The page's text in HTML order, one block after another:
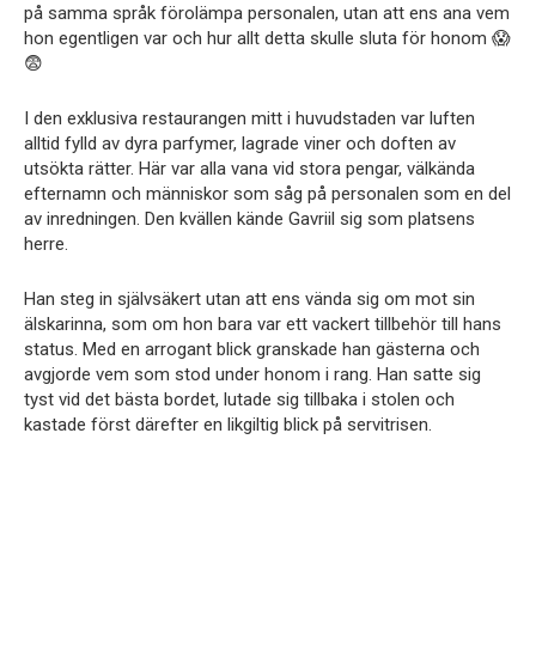
på samma språk förolämpa personalen, utan att ens ana vem
hon egentligen var och hur allt detta skulle sluta för honom 😱
😨
I den exklusiva restaurangen mitt i huvudstaden var luften
alltid fylld av dyra parfymer, lagrade viner och doften av
utsökta rätter. Här var alla vana vid stora pengar, välkända
efternamn och människor som såg på personalen som en del
av inredningen. Den kvällen kände Gavriil sig som platsens
herre.
Han steg in självsäkert utan att ens vända sig om mot sin
älskarinna, som om hon bara var ett vackert tillbehör till hans
status. Med en arrogant blick granskade han gästerna och
avgjorde vem som stod under honom i rang. Han satte sig
tyst vid det bästa bordet, lutade sig tillbaka i stolen och
kastade först därefter en likgiltig blick på servitrisen.